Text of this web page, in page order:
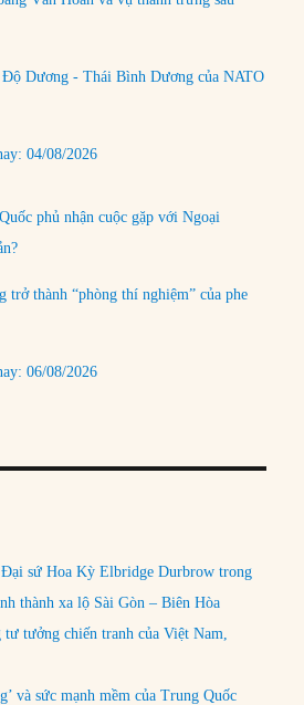
Dương - Thái Bình Dương của NATO
04/08/2026
phủ nhận cuộc gặp với Ngoại
trở thành “phòng thí nghiệm” của phe
06/08/2026
Đại sứ Hoa Kỳ Elbridge Durbrow trong
thành xa lộ Sài Gòn – Biên Hòa
tưởng chiến tranh của Việt Nam,
và sức mạnh mềm của Trung Quốc